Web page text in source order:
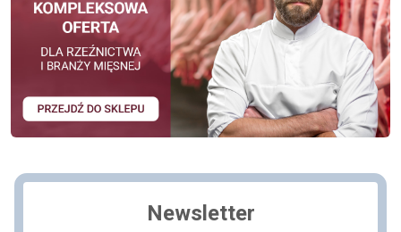
Newsletter